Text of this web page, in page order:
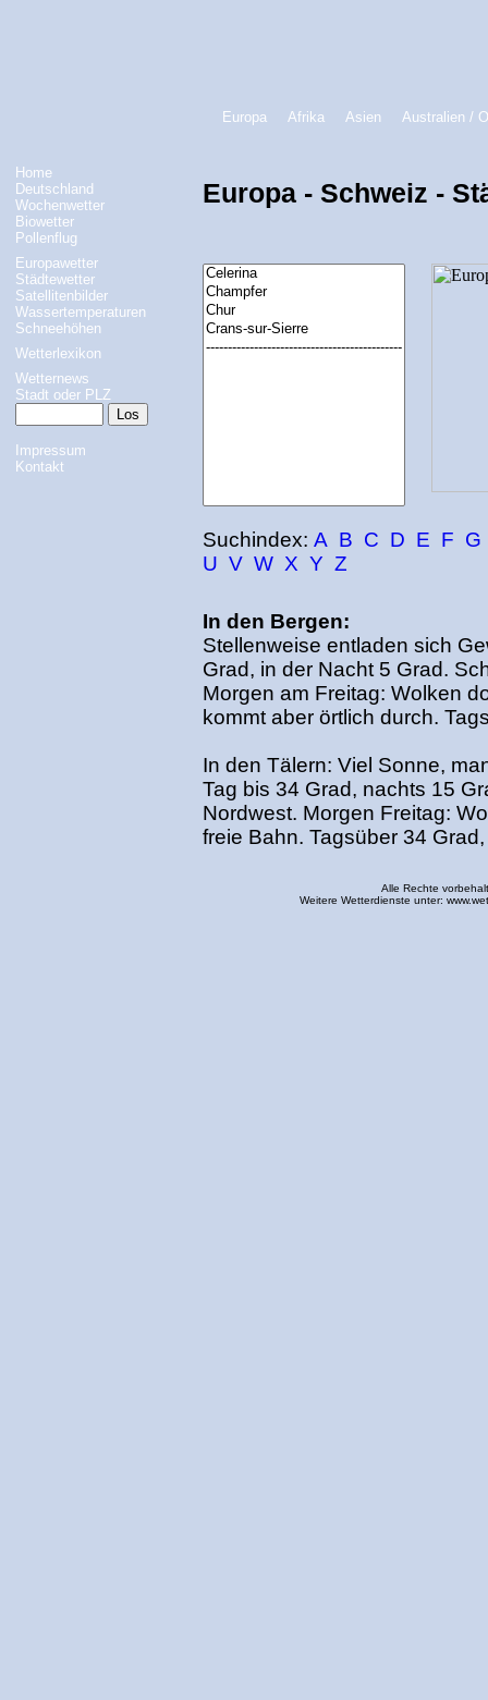
Europa Afrika Asien Australien /
Home
Deutschland
Wochenwetter
Biowetter
Pollenflug
Europawetter
Städtewetter
Satellitenbilder
Wassertemperaturen
Schneehöhen
Wetterlexikon
Wetternews
Stadt oder PLZ
Impressum
Kontakt
Europa - Schweiz -
Suchindex: A B C D E F G
U V W X Y Z
In den Bergen:
Stellenweise entladen sich
Grad, in der Nacht 5 Grad.
Morgen am Freitag: Wolken
kommt aber örtlich durch.
In den Tälern: Viel Sonne,
Tag bis 34 Grad, nachts 15
Nordwest. Morgen Freitag:
freie Bahn. Tagsüber 34
Alle Rechte
Weitere Wetterdienste unter: